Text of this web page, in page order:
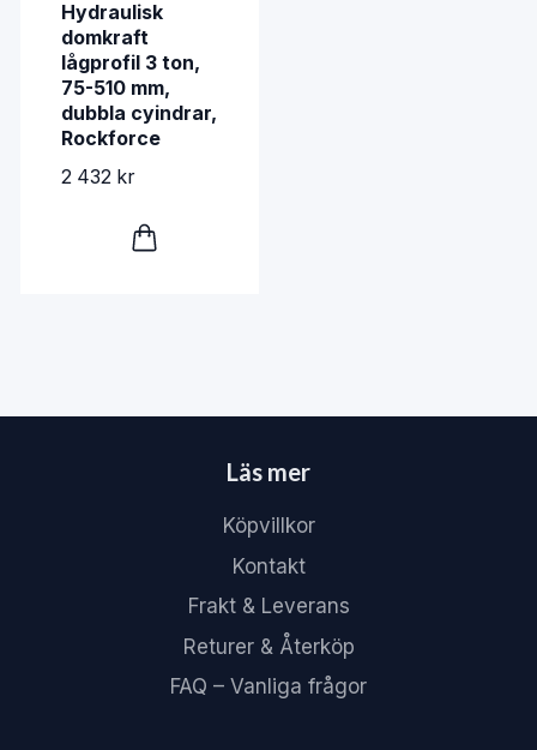
Hydraulisk
domkraft
lågprofil 3 ton,
75-510 mm,
dubbla cyindrar,
Rockforce
2 432 kr
Läs mer
Köpvillkor
Kontakt
Frakt & Leverans
Returer & Återköp
FAQ – Vanliga frågor